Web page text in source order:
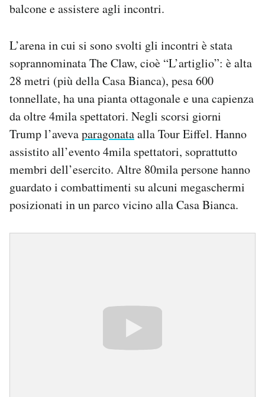
balcone e assistere agli incontri.
L’arena in cui si sono svolti gli incontri è stata
soprannominata The Claw, cioè “L’artiglio”: è alta
28 metri (più della Casa Bianca), pesa 600
tonnellate, ha una pianta ottagonale e una capienza
da oltre 4mila spettatori. Negli scorsi giorni
Trump l’avevaparagonataalla Tour Eiffel. Hanno
assistito all’evento 4mila spettatori, soprattutto
membri dell’esercito. Altre 80mila persone hanno
guardato i combattimenti su alcuni megaschermi
posizionati in un parco vicino alla Casa Bianca.